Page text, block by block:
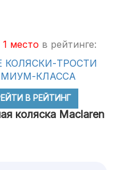
1 место в рейтинге:
КОЛЯСКИ-ТРОСТИ
КЛАССА
В РЕЙТИНГ
коляска Maclaren